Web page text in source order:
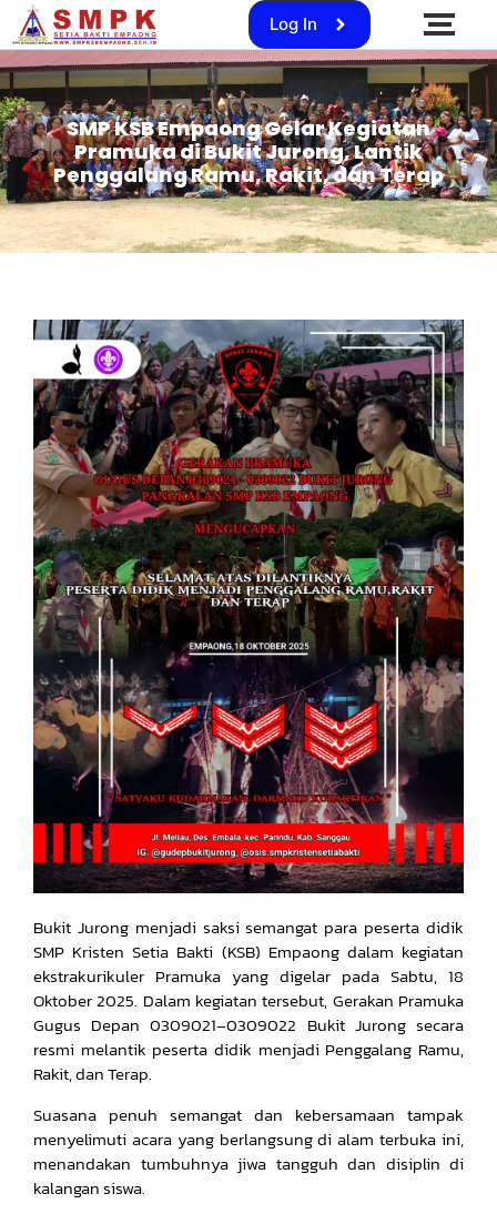
Log In
SMP KSB Empaong Gelar Kegiatan
Pramuka di Bukit Jurong, Lantik
Penggalang Ramu, Rakit, dan Terap
Bukit Jurong menjadi saksi semangat para peserta didik
SMP Kristen Setia Bakti (KSB) Empaong dalam kegiatan
ekstrakurikuler Pramuka yang digelar pada Sabtu, 18
Oktober 2025. Dalam kegiatan tersebut, Gerakan Pramuka
Gugus Depan 0309021–0309022 Bukit Jurong secara
resmi melantik peserta didik menjadi Penggalang Ramu,
Rakit, dan Terap.
Suasana penuh semangat dan kebersamaan tampak
menyelimuti acara yang berlangsung di alam terbuka ini,
menandakan tumbuhnya jiwa tangguh dan disiplin di
kalangan siswa.